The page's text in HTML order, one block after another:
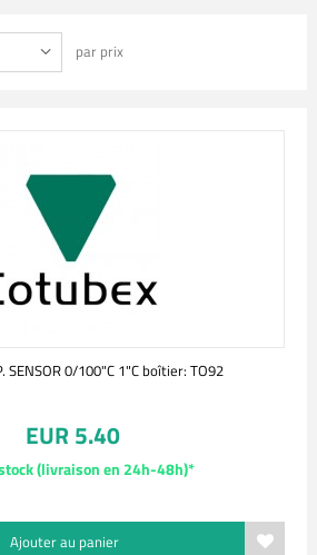
par prix
SENSOR 0/100"C 1"C boîtier: TO92
EUR 5.40
(livraison en 24h-48h)*
Ajouter au panier